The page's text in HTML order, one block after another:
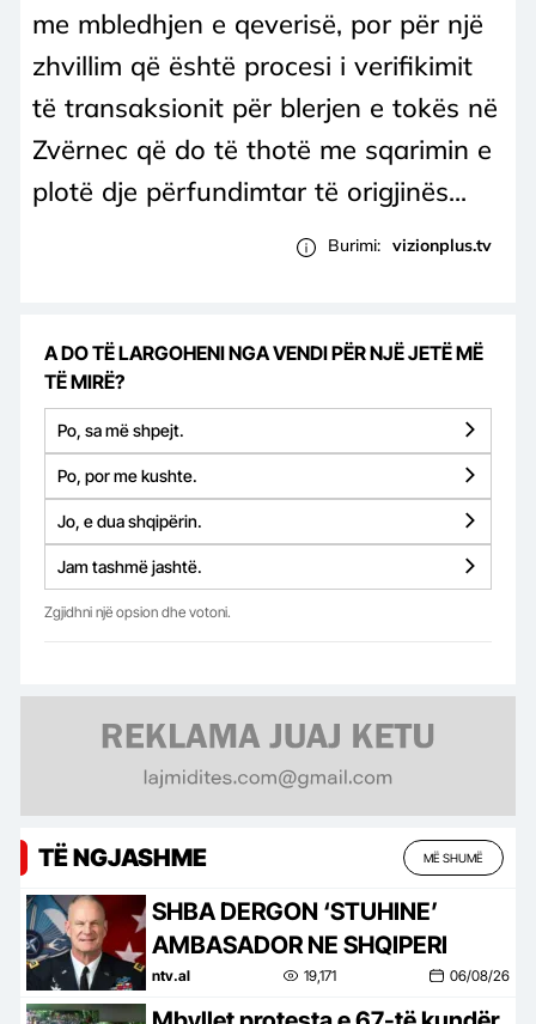
me mbledhjen e qeverisë, por për një
zhvillim që është procesi i verifikimit
të transaksionit për blerjen e tokës në
Zvërnec që do të thotë me sqarimin e
plotë dje përfundimtar të origjinës...
Burimi: vizionplus.tv
A DO TË LARGOHENI NGA VENDI PËR NJË JETË MË
TË MIRË?
Po, sa më shpejt.
Po, por me kushte.
Jo, e dua shqipërin.
Jam tashmë jashtë.
Zgjidhni një opsion dhe votoni.
TË NGJASHME MË SHUMË
SHBA DERGON ‘STUHINE’
AMBASADOR NE SHQIPERI
ntv.al 19,171 06/08/26